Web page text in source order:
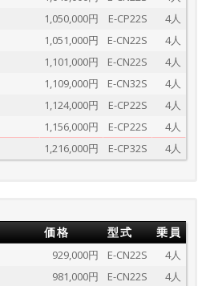
1,050,000円 E-CP22S
4人
1,051,000円 E-CN22S
4人
1,101,000円 E-CN22S
4人
1,109,000円 E-CN32S
4人
1,124,000円 E-CP22S
4人
1,156,000円 E-CP22S
4人
1,216,000円 E-CP32S 4人
価格 型式 乗員
929,000円 E-CN22S
4人
981,000円 E-CN22S
4人